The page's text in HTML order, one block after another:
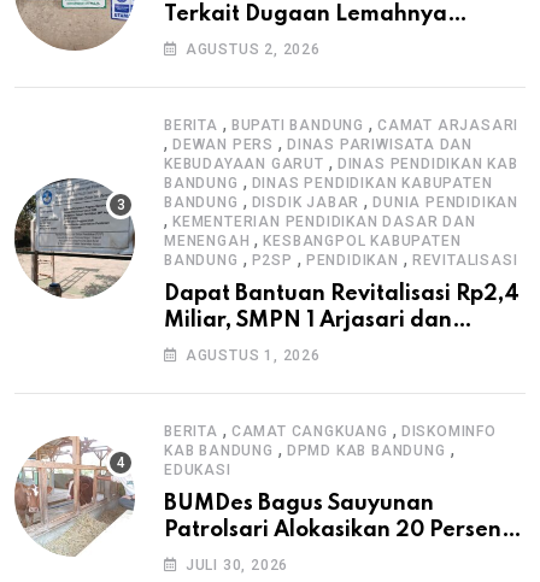
Terkait Dugaan Lemahnya
Pengawasan K3
AGUSTUS 2, 2026
BERITA , BUPATI BANDUNG ,CAMAT ARJASARI
, DEWAN PERS , DINAS PARIWISATA DAN
KEBUDAYAAN GARUT , DINAS PENDIDIKAN KAB
BANDUNG , DINAS PENDIDIKAN KABUPATEN
BANDUNG , DISDIK JABAR ,DUNIA PENDIDIKAN
, KEMENTERIAN PENDIDIKAN DASAR DAN
MENENGAH ,KESBANGPOL KABUPATEN
BANDUNG , P2SP , PENDIDIKAN , REVITALISASI
Dapat Bantuan Revitalisasi Rp2,4
Miliar, SMPN 1 Arjasari dan
Masyarakat Sambut Antusias
AGUSTUS 1, 2026
BERITA , CAMAT CANGKUANG , DISKOMINFO
KAB BANDUNG , DPMD KAB BANDUNG ,
EDUKASI
BUMDes Bagus Sauyunan
Patrolsari Alokasikan 20 Persen
Dana Desa untuk Ketahanan
JULI 30, 2026